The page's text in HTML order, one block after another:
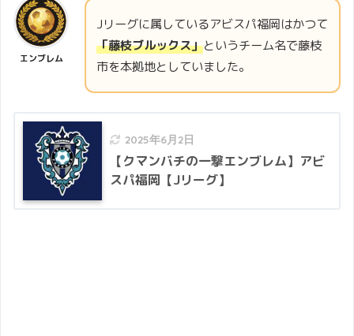
エンブレム
Jリーグに属しているアビスパ福岡はかつて
「藤枝ブルックス」というチーム名で藤枝
市を本拠地としていました。
2025年6月2日
【クマンバチの一撃エンブレム】アビ
スパ福岡【Jリーグ】